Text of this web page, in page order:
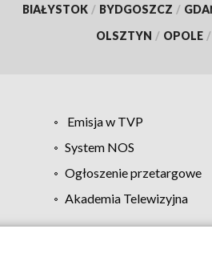
BIAŁYSTOK / BYDGOSZCZ /
OLSZTYN / OPOLE /
Emisja w TVP
System NOS
Ogłoszenie przetargowe
Akademia Telewizyjna